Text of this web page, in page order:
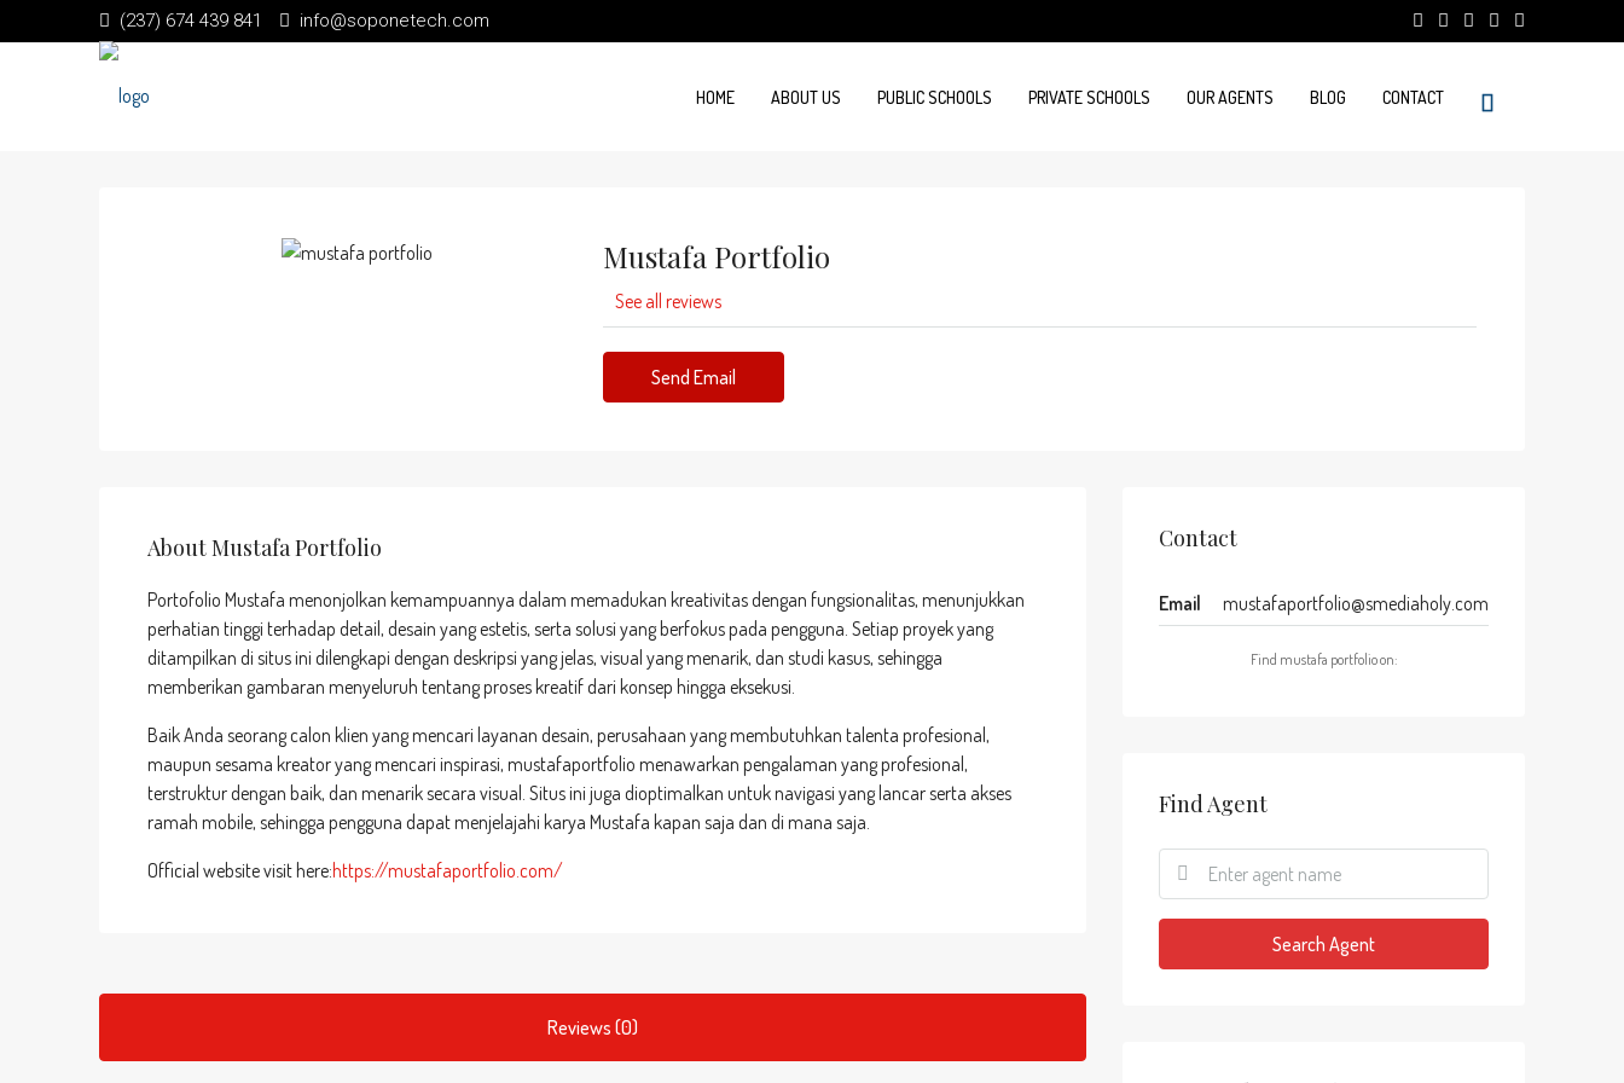
(237) 674 439 841 info@soponetech.com
HOME ABOUT US PUBLIC SCHOOLS PRIVATE SCHOOLS OUR AGENTS BLOG CONTACT
Mustafa Portfolio
See all reviews
Send Email
About Mustafa Portfolio
Portofolio Mustafa menonjolkan kemampuannya dalam memadukan kreativitas dengan fungsionalitas, menunjukkan
perhatian tinggi terhadap detail, desain yang estetis, serta solusi yang berfokus pada pengguna. Setiap proyek yang
ditampilkan di situs ini dilengkapi dengan deskripsi yang jelas, visual yang menarik, dan studi kasus, sehingga
memberikan gambaran menyeluruh tentang proses kreatif dari konsep hingga eksekusi.
Baik Anda seorang calon klien yang mencari layanan desain, perusahaan yang membutuhkan talenta profesional,
maupun sesama kreator yang mencari inspirasi, mustafaportfolio menawarkan pengalaman yang profesional,
terstruktur dengan baik, dan menarik secara visual. Situs ini juga dioptimalkan untuk navigasi yang lancar serta akses
ramah mobile, sehingga pengguna dapat menjelajahi karya Mustafa kapan saja dan di mana saja.
Official website visit here:https://mustafaportfolio.com/
Reviews (0)
Contact
Email mustafaportfolio@smediaholy.com
Find mustafa portfolio on:
Find Agent
Search Agent